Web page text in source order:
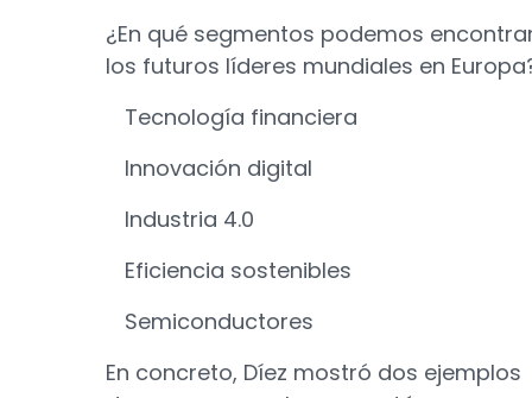
¿En qué segmentos podemos
los futuros líderes mundiales en
Tecnología financiera
Innovación digital
Industria 4.0
Eficiencia sostenibles
Semiconductores
En concreto, Díez mostró dos ejemplos